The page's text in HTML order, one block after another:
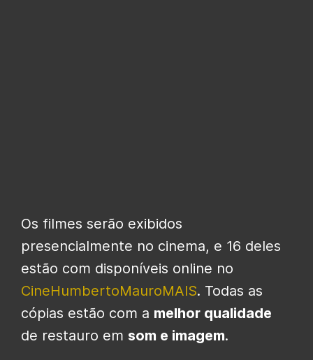
Os filmes serão exibidos
presencialmente no cinema, e 16 deles
estão com disponíveis online no
CineHumbertoMauroMAIS. Todas as
cópias estão com a melhor qualidade
de restauro em som e imagem.